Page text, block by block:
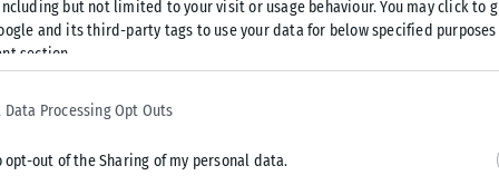
but not limited to your visit or usage behaviour. You may click to
and its third-party tags to use your data for below specified
section.
Data Processing Opt Outs
opt-out of the Sharing of my personal data.
Send